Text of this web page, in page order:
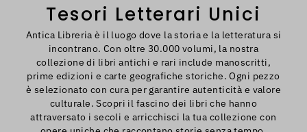
Tesori Letterari Unici
Antica Libreria è il luogo dove la storia e la letteratura si
incontrano. Con oltre 30.000 volumi, la nostra
collezione di libri antichi e rari include manoscritti,
prime edizioni e carte geografiche storiche. Ogni pezzo
è selezionato con cura per garantire autenticità e valore
culturale. Scopri il fascino dei libri che hanno
attraversato i secoli e arricchisci la tua collezione con